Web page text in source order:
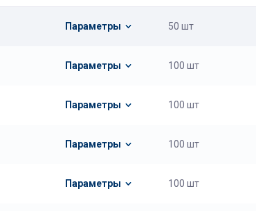
Параметры 50 шт
Параметры 100 шт
Параметры 100 шт
Параметры 100 шт
Параметры 100 шт